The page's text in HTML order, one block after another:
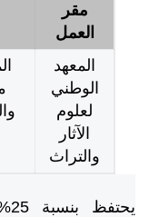
مقر
العمل
المعهد
الوطني
لعلوم
الآثار
والتراث